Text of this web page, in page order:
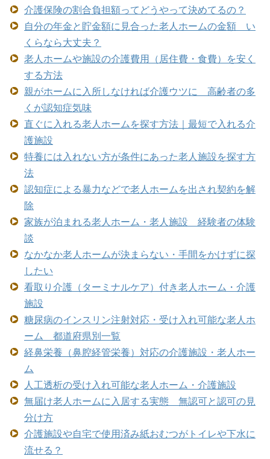
介護保険の割合負担額ってどうやって決めてるの？
自分の年金と貯金額に見合った老人ホームの金額 い
くらなら大丈夫？
老人ホームや施設の介護費用（居住費・食費）を安く
する方法
親がホームに入所しなければ介護ウツに 高齢者の多
くが認知症気味
直ぐに入れる老人ホームを探す方法｜最短で入れる介
護施設
特養には入れない方が条件にあった老人施設を探す方
法
認知症による暴力などで老人ホームを出され契約を解
除
家族が泊まれる老人ホーム・老人施設 経験者の体験
談
なかなか老人ホームが決まらない・手間をかけずに探
したい
看取り介護（ターミナルケア）付き老人ホーム・介護
施設
糖尿病のインスリン注射対応・受け入れ可能な老人ホ
ーム 都道府県別一覧
経鼻栄養（鼻腔経管栄養）対応の介護施設・老人ホー
ム
人工透析の受け入れ可能な老人ホーム・介護施設
無届け老人ホームに入居する実態 無認可と認可の見
分け方
介護施設や自宅で使用済み紙おむつがトイレや下水に
流せる？